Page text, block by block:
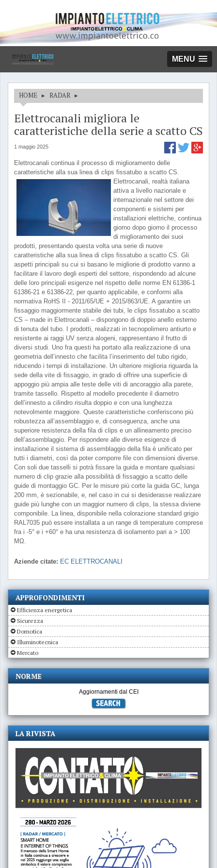
MENU
HOME ▸ RADAR ▸
Elettrocanali migliora le
caratteristiche della serie a scatto CS
1 maggio 2025
Elettrocanali continua il processo di miglioramento delle
caratteristiche alla sua linea di clips fissatubo a scatto CS.
Elettrocanali, realtà italiana
attiva a livello nazionale e
internazionale nel settore dei
componenti e sistemi per
installazioni elettriche, continua
giorno dopo giorno il processo
di miglioramento dei suoi
prodotti, presentando questa volta una serie di nuove
caratteristiche alla sua linea di clips fissatubo a scatto CS. Gli
aspetti principali su cui si basano le migliorie di prodotto vanno a
facilitare il lavoro degli esperti del settore, rispondendo ad alcune
delle loro principali esigenze nel rispetto delle norme EN 61386-1
61386-21 e 61386-22, per quanto applicabile, e conformi alla
normativa RoHS II - 2011/65/UE + 2015/863/UE. A garantire un
fissaggio maggiormente stabile dei tubi, le clips fissatubo a scatto
CS – made in Elettrocanali – dispongono di doppio anello esterno
di tenuta del tubo. I prodotti, realizzati in tecnopolimero antiurto e
resistente ai raggi UV senza alogeni, rappresentano il frutto di
diversi studi. Uno fra questi ha portato alla realizzazione di una
geometria dell’innesto che facilita l’inserimento del tubo rigido,
riducendo i tempi di installazione. Un ulteriore miglioria riguarda la
sede della vite di fissaggio, in grado di offrire una superficie di
appoggio più ampia alle teste delle viti di ancoraggio alla parete,
tramite tassello. Rispetto al modello precedente il diametro
dell’innesto a cilindro risulta doppio e con una lunghezza
notevolmente maggiore. Queste caratteristiche conferiscono più
robustezza all’assemblaggio e, di conseguenza, anche una
superiore resistenza della fila di clips e un allineamento preciso
dell’assemblaggio. Per rispondere alle diverse esigenze di
installazione il sistema di assemblaggio della fila è unificato per
tutti i diametri, così da poter comporre file con dimensioni diverse.
Con soli due tasselli si potrà fissare la guida e montare qualsiasi
numero di clip grazie alla possibilità di fissaggio a scatto delle
guide di montaggio GC. Per le misure più corte la guida GC, lunga
200 mm, è sezionabile, e, nel caso in cui si desiderasse realizzare
guide più lunghe con un maggior numero di clips, la stessa diviene
componibile. La linea, disponibile nella colorazione standard grigio
RAL7035 può essere installata a un range di temperature comprese
fra i -5° e i +60° e ha una resistenza di isolamento pari a > 100
MΩ.
Aziende citate: EC ELETTROCANALI
APPROFONDIMENTI
Efficienza energetica
Sicurezza
Domotica
Illuminotecnica
Mercato
NORME
Aggiornamenti dal CEI
LA RIVISTA